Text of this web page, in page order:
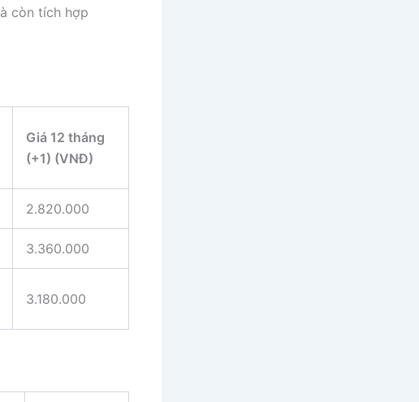
còn tích hợp
Giá 12 tháng
(+1) (VNĐ)
2.820.000
3.360.000
3.180.000